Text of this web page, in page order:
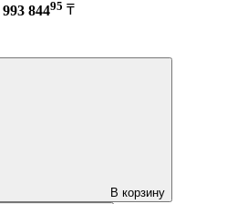
993 84495 ₸
В корзину